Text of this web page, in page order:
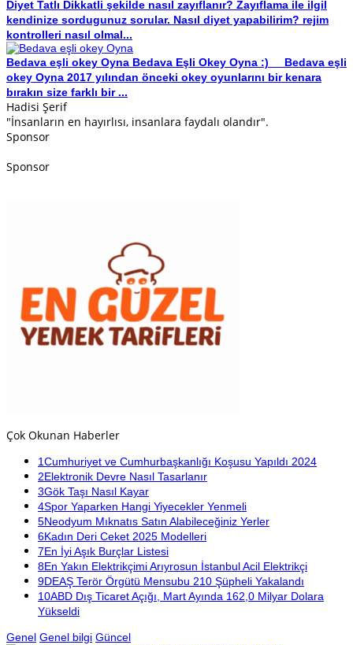
Diyet Tatlı Dikkatli şekilde nasıl zayıflanır? Zayıflama ile ilgil
kendinize sordugunuz sorular. Nasıl diyet yapabilirim? rejim
kontrolleri nasıl olmal...
Bedava eşli okey Oyna Bedava Eşli Okey Oyna :) Bedava eşli
okey Oyna 2017 yılından önceki okey oyunlarını bir kenara
bırakın size farklı bir ...
Hadisi Şerif
"İnsanların en hayırlısı, insanlara faydalı olandır".
Sponsor
Sponsor
Çok Okunan Haberler
1Cumhuriyet ve Cumhurbaşkanlığı Koşusu Yapıldı 2024
2Elektronik Devre Nasıl Tasarlanır
3Gök Taşı Nasıl Kayar
4Spor Yaparken Hangi Yiyecekler Yenmeli
5Neodyum Mıknatıs Satın Alabileceğiniz Yerler
6Kadın Deri Ceket 2025 Modelleri
7En İyi Aşık Burçlar Listesi
8En Yakın Elektrikçimi Arıyrosun İstanbul Acil Elektrikçi
9DEAŞ Terör Örgütü Mensubu 210 Şüpheli Yakalandı
10ABD Dış Ticaret Açığı, Mart Ayında 162,0 Milyar Dolara
Yükseldi
Genel Genel bilgi Güncel